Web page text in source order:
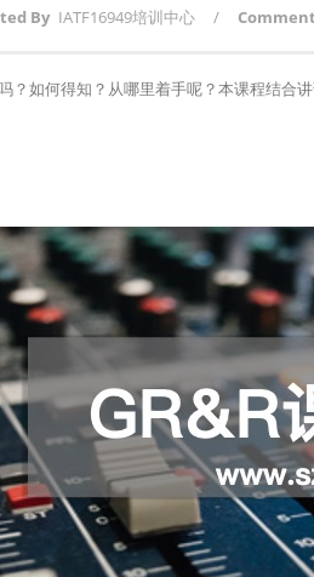
By IATF16949培训中心 /
？如何得知？从哪里着手呢？本课程结合